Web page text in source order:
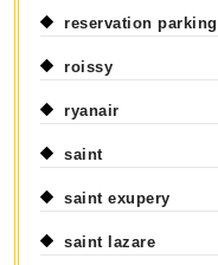
reservation
roissy
ryanair
saint
saint exupery
saint lazare